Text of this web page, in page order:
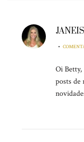
•
Oi
posts de